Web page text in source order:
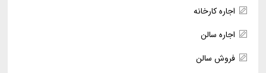
اجاره کارخانه
اجاره سالن
فروش سالن